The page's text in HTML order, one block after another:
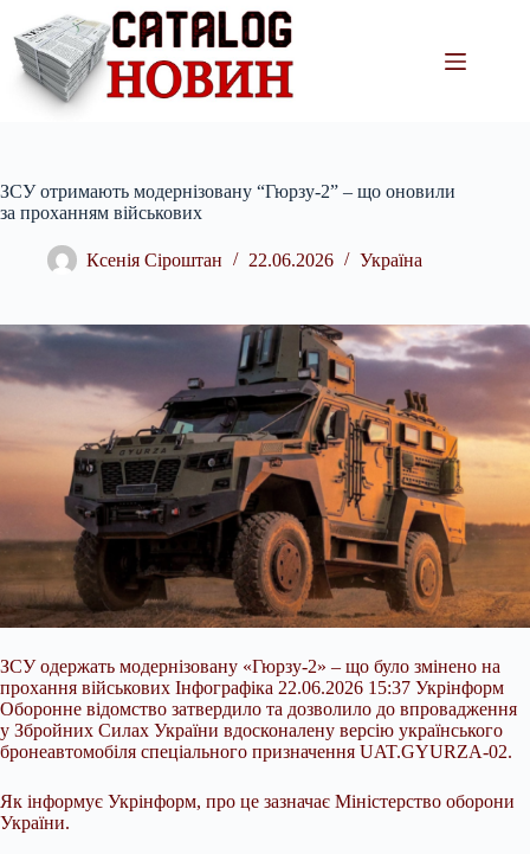
вмісту
ЗСУ отримають модернізовану “Гюрзу-2” – що оновили
за проханням військових
Ксенія Сіроштан 22.06.2026 Україна
ЗСУ одержать модернізовану «Гюрзу-2» – що було змінено на
прохання військових Інфографіка 22.06.2026 15:37 Укрінформ
Оборонне відомство затвердило та дозволило до впровадження
у Збройних Силах України вдосконалену версію українського
бронеавтомобіля спеціального призначення UAT.GYURZA-02.
Як інформує Укрінформ, про це зазначає Міністерство оборони
України.